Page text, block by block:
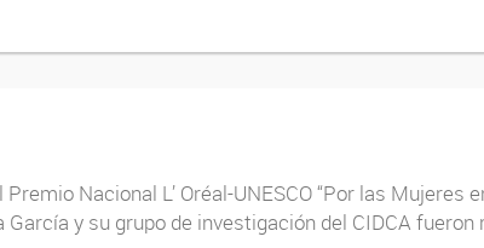
Nacional L’ Oréal-UNESCO “Por las Mujeres
y su grupo de investigación del CIDCA fueron